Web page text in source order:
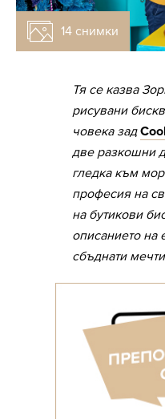
14 снимки
Тя се казва
рисувани
човека зад
две разкошни
гледка към
професия на
на бутикови
описанието на
сбъднати